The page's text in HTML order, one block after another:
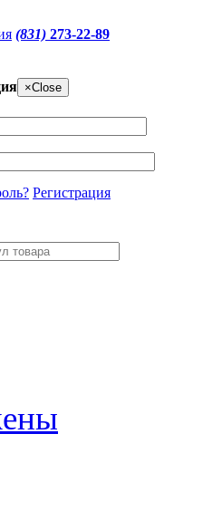
(831) 273-22-89
×Close
Регистрация